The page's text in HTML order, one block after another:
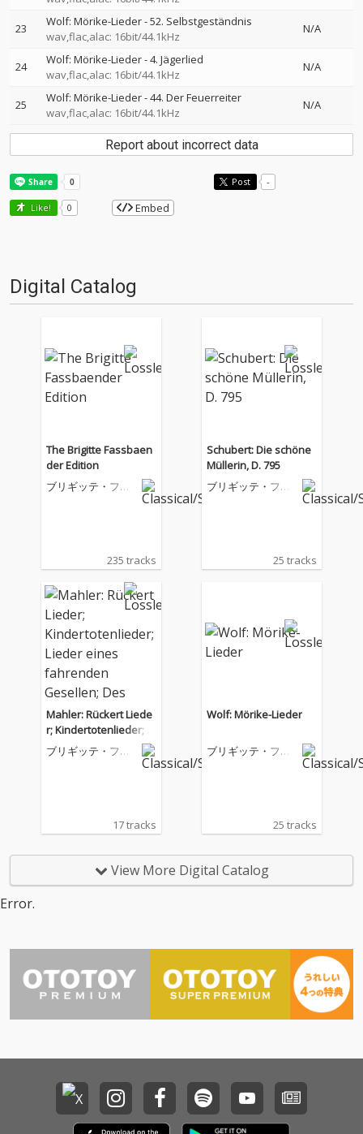
23
Wolf: Mörike-Lieder - 52. Selbstgeständnis
wav,flac,alac: 16bit/44.1kHz
N/A
24
Wolf: Mörike-Lieder - 4. Jägerlied
wav,flac,alac: 16bit/44.1kHz
N/A
25
Wolf: Mörike-Lieder - 44. Der Feuerreiter
wav,flac,alac: 16bit/44.1kHz
N/A
Report about incorrect data
Post -
Like! 0 Embed
Digital Catalog
The Brigitte Fassbaen
der Edition
ブリギッテ・ファ
235 tracks
Schubert: Die schöne
Müllerin, D. 795
ブリギッテ・ファ
25 tracks
Mahler: Rückert Liede
r; Kindertotenlieder; Li
eder eines fahrenden
Gesellen; Des Knaben
ブリギッテ・ファ
17 tracks
Wolf: Mörike-Lieder
ブリギッテ・ファ
25 tracks
View More Digital Catalog
Error.